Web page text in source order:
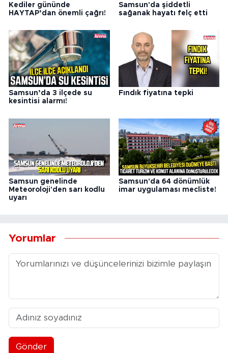
Kediler gününde
HAYTAP’dan önemli çağrı!
Samsun'da şiddetli
sağanak hayatı felç etti
Samsun’da 3 ilçede su
kesintisi alarmı!
Fındık fiyatına tepki
Samsun genelinde
Meteoroloji'den sarı kodlu
uyarı
Samsun'da 64 dönümlük
imar uygulaması mecliste!
Yorumlar
Gönder